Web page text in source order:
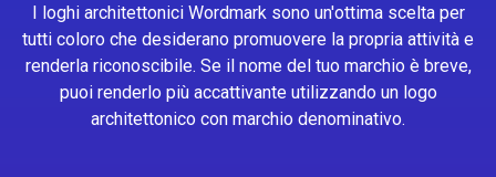
I loghi architettonici Wordmark sono un'ottima scelta per
tutti coloro che desiderano promuovere la propria attività e
renderla riconoscibile. Se il nome del tuo marchio è breve,
puoi renderlo più accattivante utilizzando un logo
architettonico con marchio denominativo.